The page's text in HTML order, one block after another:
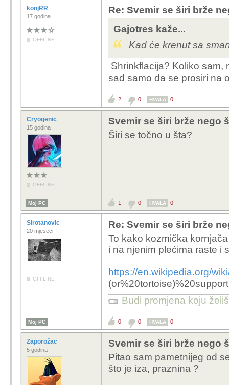
konjRR
17 godina
OFFLINE
Re: Svemir se širi brže
Gajotres kaže...
Kad će krenut sa
Shrinkflacija? Koliko sam,
sad samo da se prosiri na
2 0 HVALA 0
Cryogenic
15 godina
OFFLINE
Svemir se širi brže nego
Širi se točno u šta?
Moj PC 1 0 HVALA 0
Sirotanovic
20 mjeseci
OFFLINE
Re: Svemir se širi brže
To kako kozmička
i na njenim plećima raste i
https://en.wikipedia.org/
Budi promjena koju
Moj PC 0 0 HVALA 0
Zaporožac
5 godina
Svemir se širi brže nego
Pitao sam pametnijeg od
što je iza, praznina ?